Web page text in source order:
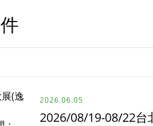
2026.06.05
2026/08/19-08/22台